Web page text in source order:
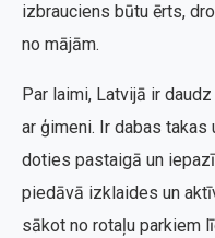
izbrauciens būtu ērts,
no mājām.
Par laimi, Latvijā ir
ar ģimeni. Ir dabas takas
doties pastaigā un
piedāvā izklaides un
sākot no rotaļu parkiem